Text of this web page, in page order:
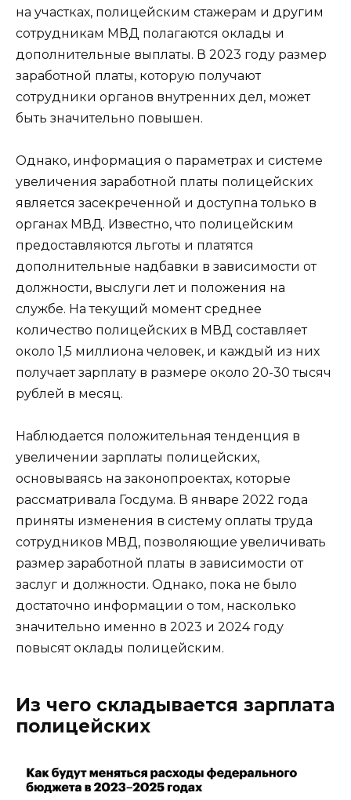
на участках, полицейским стажерам и другим
сотрудникам МВД полагаются оклады и
дополнительные выплаты. В 2023 году размер
заработной платы, которую получают
сотрудники органов внутренних дел, может
быть значительно повышен.
Однако, информация о параметрах и системе
увеличения заработной платы полицейских
является засекреченной и доступна только в
органах МВД. Известно, что полицейским
предоставляются льготы и платятся
дополнительные надбавки в зависимости от
должности, выслуги лет и положения на
службе. На текущий момент среднее
количество полицейских в МВД составляет
около 1,5 миллиона человек, и каждый из них
получает зарплату в размере около 20-30 тысяч
рублей в месяц.
Наблюдается положительная тенденция в
увеличении зарплаты полицейских,
основываясь на законопроектах, которые
рассматривала Госдума. В январе 2022 года
приняты изменения в систему оплаты труда
сотрудников МВД, позволяющие увеличивать
размер заработной платы в зависимости от
заслуг и должности. Однако, пока не было
достаточно информации о том, насколько
значительно именно в 2023 и 2024 году
повысят оклады полицейским.
Из чего складывается зарплата
полицейских